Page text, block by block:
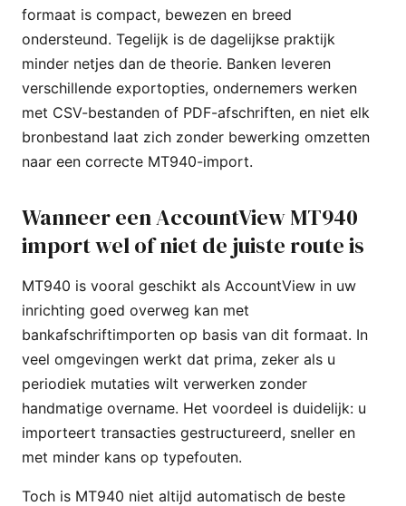
formaat is compact, bewezen en breed
ondersteund. Tegelijk is de dagelijkse praktijk
minder netjes dan de theorie. Banken leveren
verschillende exportopties, ondernemers werken
met CSV-bestanden of PDF-afschriften, en niet elk
bronbestand laat zich zonder bewerking omzetten
naar een correcte MT940-import.
Wanneer een AccountView MT940
import wel of niet de juiste route is
MT940 is vooral geschikt als AccountView in uw
inrichting goed overweg kan met
bankafschriftimporten op basis van dit formaat. In
veel omgevingen werkt dat prima, zeker als u
periodiek mutaties wilt verwerken zonder
handmatige overname. Het voordeel is duidelijk: u
importeert transacties gestructureerd, sneller en
met minder kans op typefouten.
Toch is MT940 niet altijd automatisch de beste